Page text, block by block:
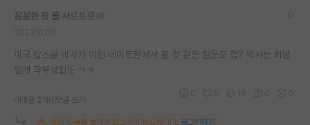
꼼꼼한 장 폴 사르트르
미국 탑스쿨 박사가 이런 네이트판에서 볼 것 같은 질문도 함? 박사는 커녕
일개 학부생일듯 ㅋㅋ
대댓글 2개 대댓글 쓰기
해당 댓글을 보려면 로그인이 필요합니다. 로그인하기